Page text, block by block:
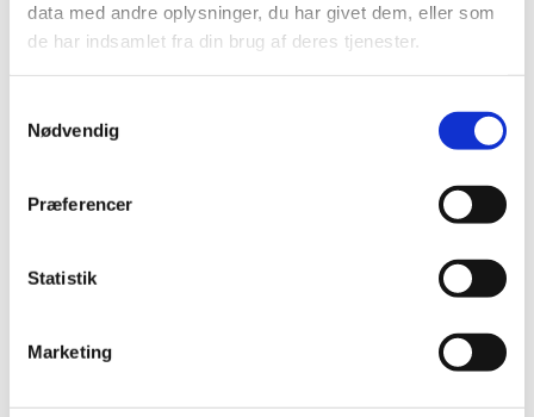
data med andre oplysninger, du har givet dem, eller som
de har indsamlet fra din brug af deres tjenester.
Nødvendig
Præferencer
Statistik
Marketing
Teppeki i hovedkål og rosenkål
Se mere: